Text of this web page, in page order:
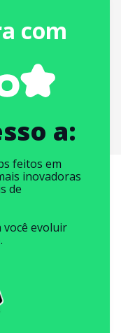
com
a:
feitos em
inovadoras
de
evoluir